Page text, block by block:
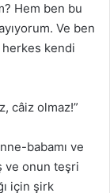
Hem ben bu
Ve ben
herkes kendi
câiz olmaz!”
babamı ve
ve onun teşri
için şirk